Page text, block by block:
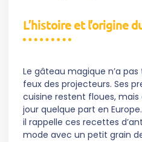
L’histoire et l’origine
Le gâteau magique n’a
feux des projecteurs. Ses
cuisine restent floues, mais
jour quelque part en
il rappelle ces recettes
mode avec un petit grain